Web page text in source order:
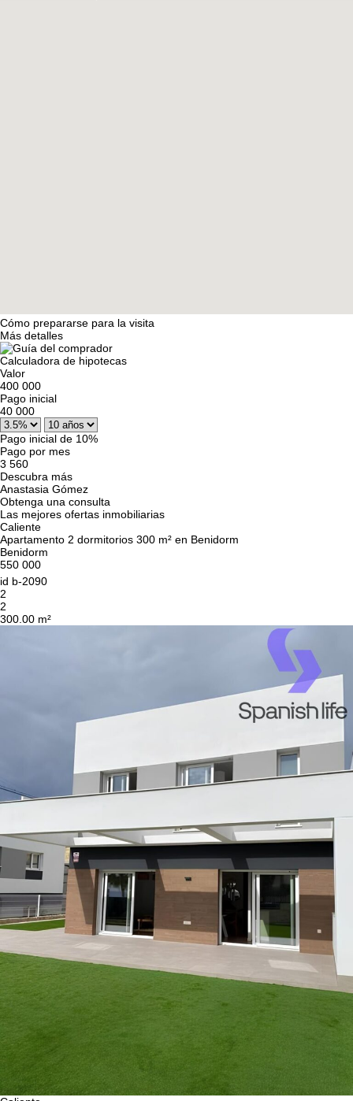
Cómo prepararse para la visita
Más detalles
Calculadora de hipotecas
Valor
400 000
Pago inicial
40 000
Pago inicial de 10%
Pago por mes
3 560
Descubra más
Anastasia Gómez
Obtenga una consulta
Las mejores ofertas inmobiliarias
Caliente
Apartamento 2 dormitorios 300 m² en Benidorm
Benidorm
550 000
id b-2090
2
2
300.00 m²